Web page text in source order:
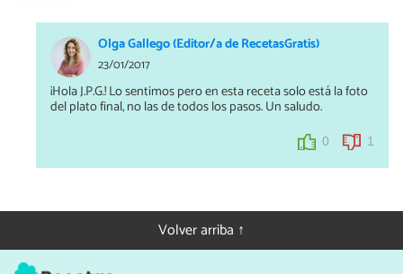
Olga Gallego (Editor/a de RecetasGratis)
23/01/2017
¡Hola J.P.G.! Lo sentimos pero en esta receta solo está la foto
del plato final, no las de todos los pasos. Un saludo.
0 1
Volver arriba ↑